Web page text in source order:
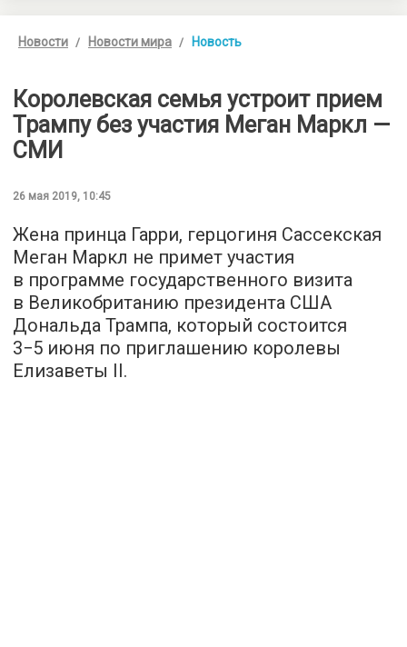
Новости Новости мира Новость
Королевская семья устроит прием
Трампу без участия Меган Маркл —
СМИ
26 мая 2019, 10:45
Жена принца Гарри, герцогиня Сассекская
Меган Маркл не примет участия
в программе государственного визита
в Великобританию президента США
Дональда Трампа, который состоится
3−5 июня по приглашению королевы
Елизаветы II.